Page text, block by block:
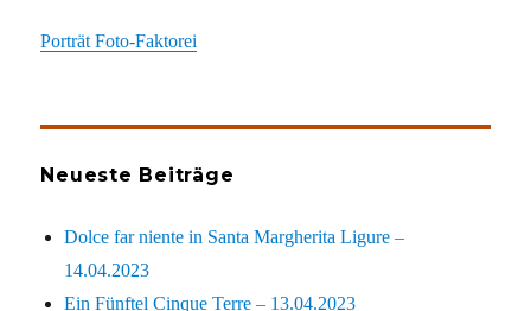
Porträt Foto-Faktorei
Neueste Beiträge
Dolce far niente in Santa Margherita Ligure –
14.04.2023
Ein Fünftel Cinque Terre – 13.04.2023